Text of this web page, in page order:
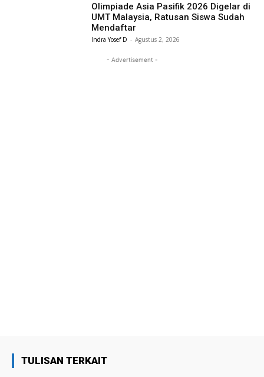
Olimpiade Asia Pasifik 2026 Digelar di
UMT Malaysia, Ratusan Siswa Sudah
Mendaftar
Indra Yosef D - Agustus 2, 2026
- Advertisement -
TULISAN TERKAIT